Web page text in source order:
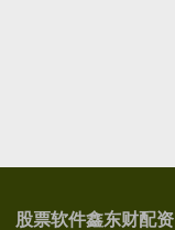
股票软件鑫东财配资